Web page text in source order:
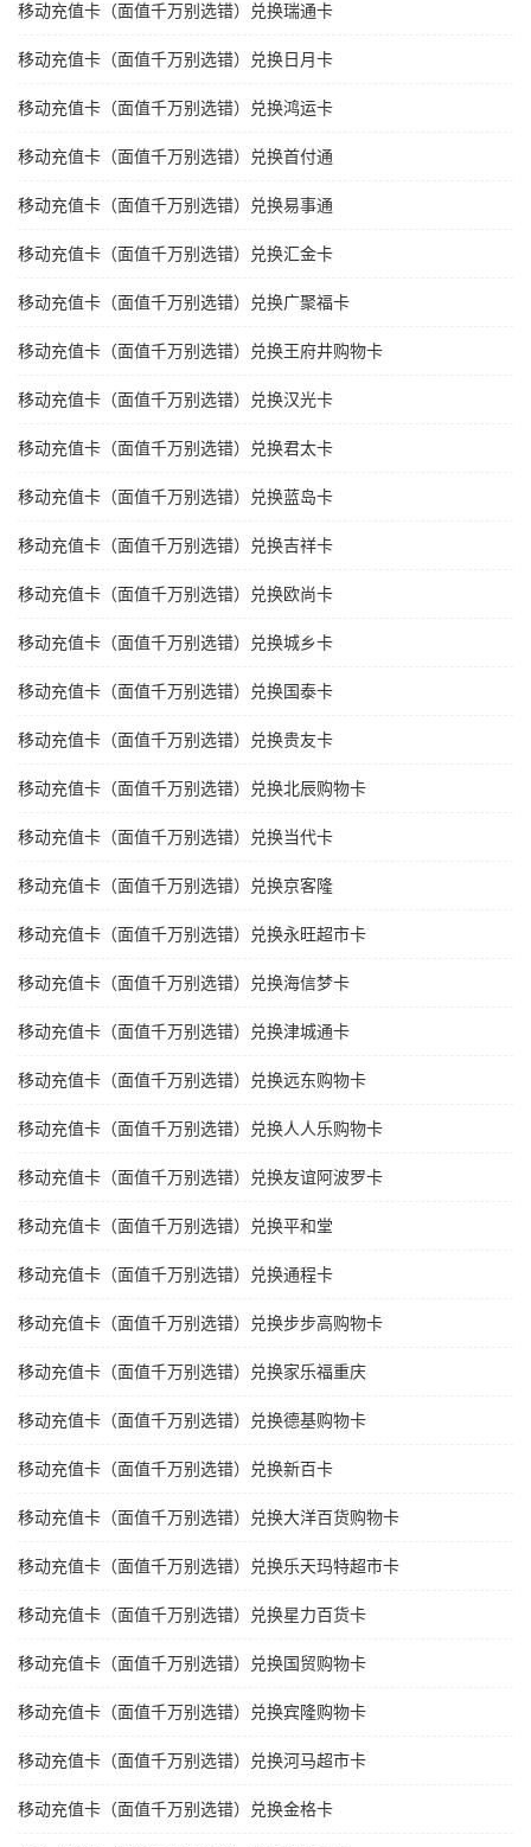
移动充值卡（面值千万别选错）兑换瑞通卡
移动充值卡（面值千万别选错）兑换日月卡
移动充值卡（面值千万别选错）兑换鸿运卡
移动充值卡（面值千万别选错）兑换首付通
移动充值卡（面值千万别选错）兑换易事通
移动充值卡（面值千万别选错）兑换汇金卡
移动充值卡（面值千万别选错）兑换广聚福卡
移动充值卡（面值千万别选错）兑换王府井购物卡
移动充值卡（面值千万别选错）兑换汉光卡
移动充值卡（面值千万别选错）兑换君太卡
移动充值卡（面值千万别选错）兑换蓝岛卡
移动充值卡（面值千万别选错）兑换吉祥卡
移动充值卡（面值千万别选错）兑换欧尚卡
移动充值卡（面值千万别选错）兑换城乡卡
移动充值卡（面值千万别选错）兑换国泰卡
移动充值卡（面值千万别选错）兑换贵友卡
移动充值卡（面值千万别选错）兑换北辰购物卡
移动充值卡（面值千万别选错）兑换当代卡
移动充值卡（面值千万别选错）兑换京客隆
移动充值卡（面值千万别选错）兑换永旺超市卡
移动充值卡（面值千万别选错）兑换海信梦卡
移动充值卡（面值千万别选错）兑换津城通卡
移动充值卡（面值千万别选错）兑换远东购物卡
移动充值卡（面值千万别选错）兑换人人乐购物卡
移动充值卡（面值千万别选错）兑换友谊阿波罗卡
移动充值卡（面值千万别选错）兑换平和堂
移动充值卡（面值千万别选错）兑换通程卡
移动充值卡（面值千万别选错）兑换步步高购物卡
移动充值卡（面值千万别选错）兑换家乐福重庆
移动充值卡（面值千万别选错）兑换德基购物卡
移动充值卡（面值千万别选错）兑换新百卡
移动充值卡（面值千万别选错）兑换大洋百货购物卡
移动充值卡（面值千万别选错）兑换乐天玛特超市卡
移动充值卡（面值千万别选错）兑换星力百货卡
移动充值卡（面值千万别选错）兑换国贸购物卡
移动充值卡（面值千万别选错）兑换宾隆购物卡
移动充值卡（面值千万别选错）兑换河马超市卡
移动充值卡（面值千万别选错）兑换金格卡